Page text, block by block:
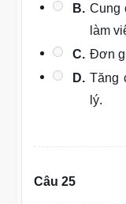
B. Cung
làm
C. Đơn
D. Tăng
lý.
Câu 25